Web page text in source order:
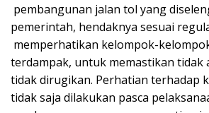
pembangunan jalan tol yang
pemerintah, hendaknya sesuai
memperhatikan kelompok-
terdampak, untuk memastikan tidak
tidak dirugikan. Perhatian terhadap
tidak saja dilakukan pasca